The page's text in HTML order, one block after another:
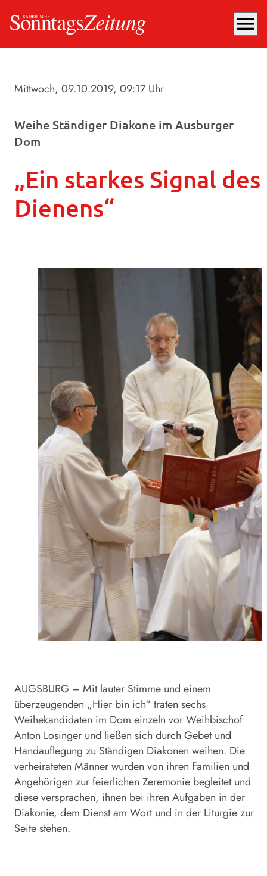
menu
Mittwoch, 09.10.2019, 09:17 Uhr
Weihe Ständiger Diakone im Ausburger
Dom
„Ein starkes Signal des
Dienens“
AUGSBURG – Mit lauter Stimme und einem
überzeugenden „Hier bin ich“ traten sechs
Weihekandidaten im Dom einzeln vor Weihbischof
Anton Losinger und ließen sich durch Gebet und
Handauflegung zu Ständigen Diakonen weihen. Die
verheirateten Männer wurden von ihren Familien und
Angehörigen zur feierlichen Zeremonie begleitet und
diese versprachen, ihnen bei ihren Aufgaben in der
Diakonie, dem Dienst am Wort und in der Liturgie zur
Seite stehen.